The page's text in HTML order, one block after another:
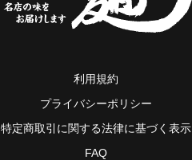
利用規約
プライバシーポリシー
特定商取引に関する法律に基づく表示
FAQ